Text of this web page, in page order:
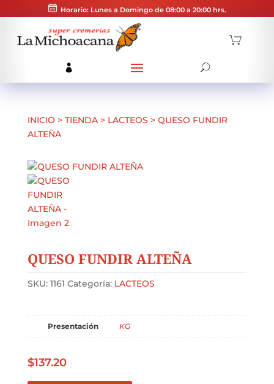
Horario: Lunes a Domingo de 08:00 a 20:00 hrs.
INICIO > TIENDA> LACTEOS > QUESO FUNDIR
ALTEÑA
QUESO FUNDIR ALTEÑA
SKU: 1161 Categoría: LACTEOS
Presentación KG
$137.20